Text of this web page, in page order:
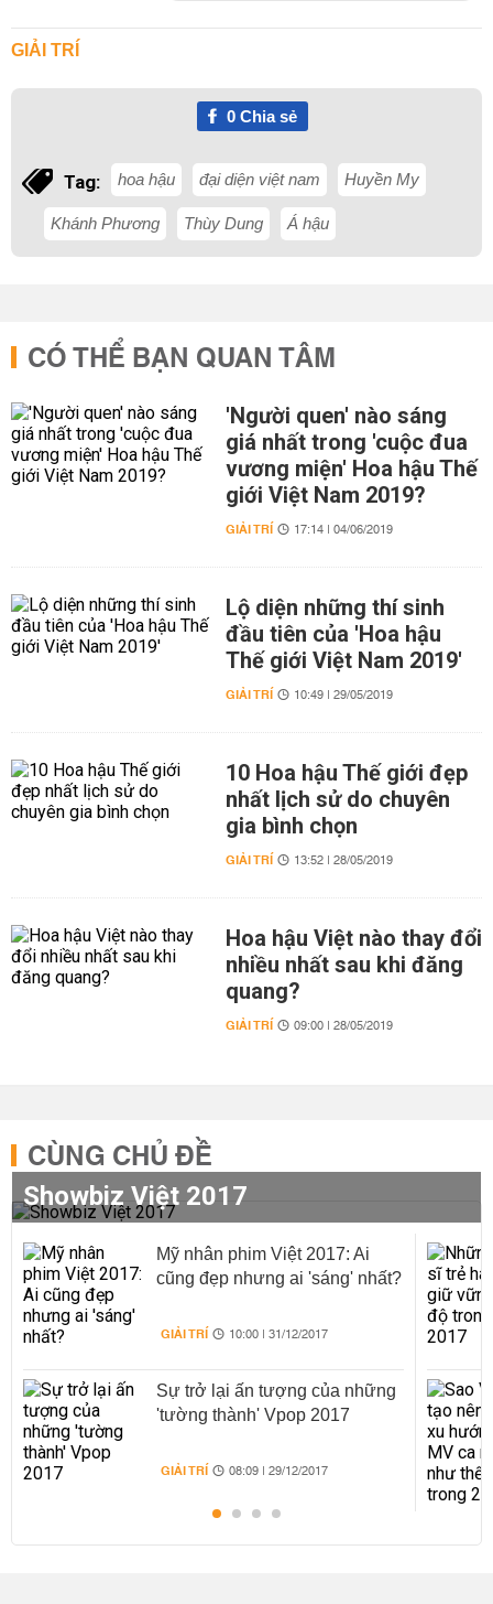
GIẢI TRÍ
0Chia sẻ
Tag: hoa hậu đại diện việt nam Huyền My
Khánh Phương Thùy Dung Á hậu
CÓ THỂ BẠN QUAN TÂM
'Người quen' nào sáng
giá nhất trong 'cuộc đua
vương miện' Hoa hậu Thế
giới Việt Nam 2019?
GIẢI TRÍ 17:14 | 04/06/2019
Lộ diện những thí sinh
đầu tiên của 'Hoa hậu
Thế giới Việt Nam 2019'
GIẢI TRÍ 10:49 | 29/05/2019
10 Hoa hậu Thế giới đẹp
nhất lịch sử do chuyên
gia bình chọn
GIẢI TRÍ 13:52 | 28/05/2019
Hoa hậu Việt nào thay đổi
nhiều nhất sau khi đăng
quang?
GIẢI TRÍ 09:00 | 28/05/2019
CÙNG CHỦ ĐỀ
Showbiz Việt 2017
Mỹ nhân phim Việt 2017: Ai
cũng đẹp nhưng ai 'sáng' nhất?
GIẢI TRÍ 10:00 | 31/12/2017
Sự trở lại ấn tượng của những
'tường thành' Vpop 2017
GIẢI TRÍ 08:09 | 29/12/2017